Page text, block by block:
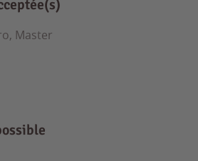
Master